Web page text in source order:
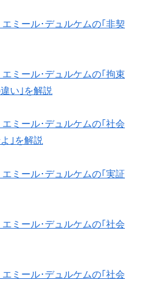
エミール･デュルケムの｢非契
エミール･デュルケムの｢拘束
い｣を解説
エミール･デュルケムの｢社会
｣を解説
エミール･デュルケムの｢実証
エミール･デュルケムの｢社会
エミール･デュルケムの｢社会